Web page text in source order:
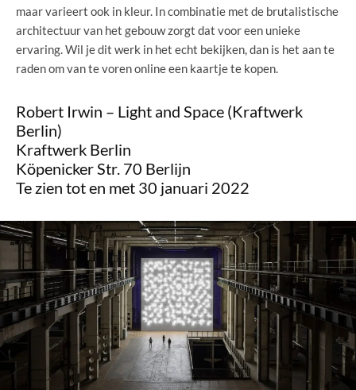
maar varieert ook in kleur. In combinatie met de brutalistische
architectuur van het gebouw zorgt dat voor een unieke
ervaring. Wil je dit werk in het echt bekijken, dan is het aan te
raden om van te voren online een kaartje te kopen.
Robert Irwin – Light and Space (Kraftwerk
Berlin)
Kraftwerk Berlin
Köpenicker Str. 70 Berlijn
Te zien tot en met 30 januari 2022